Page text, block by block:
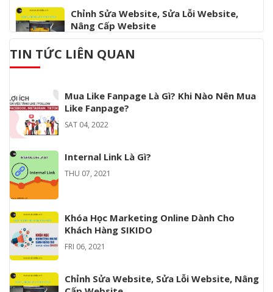
Chỉnh Sửa Website, Sửa Lỗi Website,
Nâng Cấp Website
THU 06, 2021
WED 06, 2021
TIN TỨC LIÊN QUAN
Mua Like Fanpage Là Gì? Khi Nào Nên Mua
Like Fanpage?
SAT 04, 2022
Internal Link Là Gì?
THU 07, 2021
Khóa Học Marketing Online Dành Cho
Khách Hàng SIKIDO
FRI 06, 2021
Chỉnh Sửa Website, Sửa Lỗi Website, Nâng